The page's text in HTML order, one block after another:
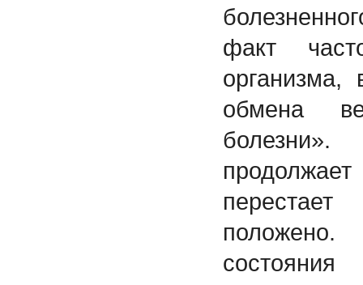
факт
обмена